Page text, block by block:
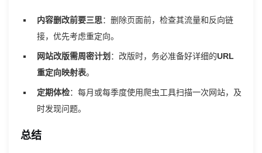
内容删改前要三思：删除页面前，检查其流量和反向链
接，优先考虑重定向。
网站改版需周密计划 ：改版时，务必准备好详细的URL
重定向映射表。
定期体检：每月或每季度使用爬虫工具扫描一次网站，及
时发现问题。
总结